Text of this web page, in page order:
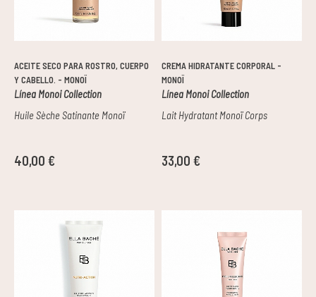
ACEITE SECO PARA ROSTRO, CUERPO
Y CABELLO. - MONOÏ
Línea Monoi Collection
Huile Sèche Satinante Monoï
40,00 €
CREMA HIDRATANTE CORPORAL -
MONOÏ
Línea Monoi Collection
Lait Hydratant Monoï Corps
33,00 €
Pieles grasas
Pieles secas
Manchas
Nutricosméticos